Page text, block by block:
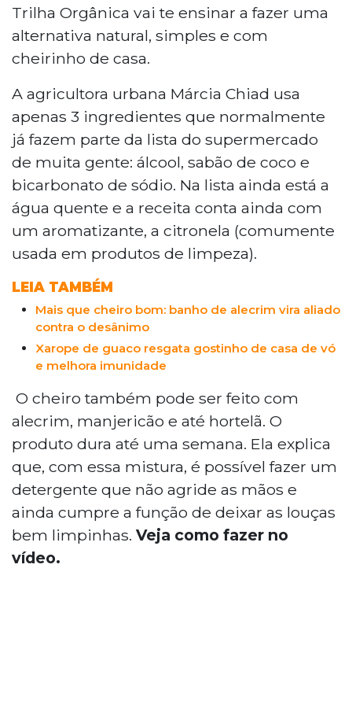
Trilha Orgânica vai te ensinar a fazer uma
alternativa natural, simples e com
cheirinho de casa.
A agricultora urbana Márcia Chiad usa
apenas 3 ingredientes que normalmente
já fazem parte da lista do supermercado
de muita gente: álcool, sabão de coco e
bicarbonato de sódio. Na lista ainda está a
água quente e a receita conta ainda com
um aromatizante, a citronela (comumente
usada em produtos de limpeza).
LEIA TAMBÉM
Mais que cheiro bom: banho de alecrim vira aliado
contra o desânimo
Xarope de guaco resgata gostinho de casa de vó
e melhora imunidade
O cheiro também pode ser feito com
alecrim, manjericão e até hortelã. O
produto dura até uma semana. Ela explica
que, com essa mistura, é possível fazer um
detergente que não agride as mãos e
ainda cumpre a função de deixar as louças
bem limpinhas. Veja como fazer no
vídeo.